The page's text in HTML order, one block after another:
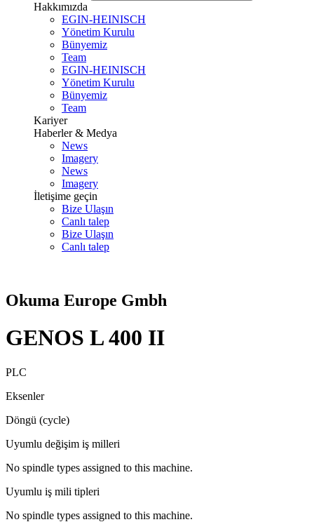
Hakkımızda
EGIN-HEINISCH
Yönetim Kurulu
Bünyemiz
Team
EGIN-HEINISCH
Yönetim Kurulu
Bünyemiz
Team
Kariyer
Haberler & Medya
News
Imagery
News
Imagery
İletişime geçin
Bize Ulaşın
Canlı talep
Bize Ulaşın
Canlı talep
Okuma Europe Gmbh
GENOS L 400 II
PLC
Eksenler
Döngü (cycle)
Uyumlu değişim iş milleri
No spindle types assigned to this machine.
Uyumlu iş mili tipleri
No spindle types assigned to this machine.